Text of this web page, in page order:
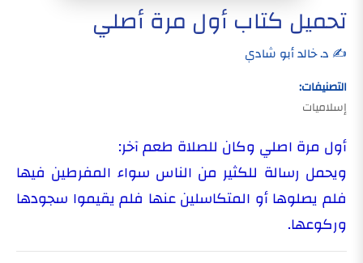
تحميل كتاب أول مرة أصلي
✍️ د. خالد أبو شادي
التصنيفات:
إسلاميات
أول مرة اصلي وكان للصلاة طعم آخر:
ويحمل رسالة للكثير من الناس سواء المفرطين فيها
فلم يصلوها أو المتكاسلين عنها فلم يقيموا سجودها
وركوعها.